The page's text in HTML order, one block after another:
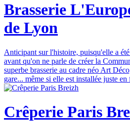
Brasserie
de Lyon
Anticipant sur l'histoire, puisqu'elle a
avant qu'on ne parle de créer la
superbe brasserie au cadre néo Art
gare... même si elle est installée juste
Crêperie Paris